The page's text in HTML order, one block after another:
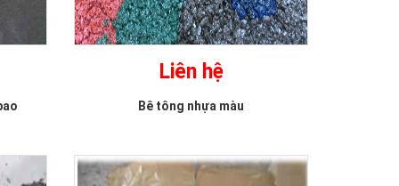
Liên hệ
Bê tông nhựa màu
Liên hệ